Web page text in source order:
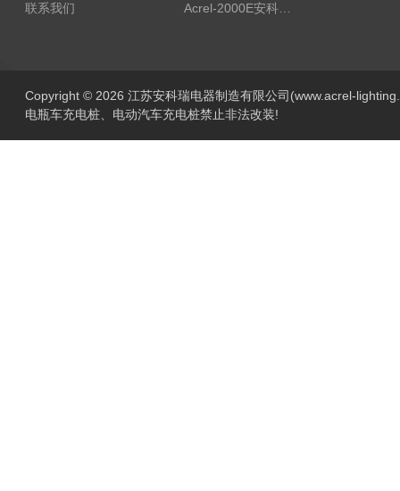
联系我们
Acrel-2000E安科瑞Acrel配电室综合监控系统
Copyright © 2026 江苏安科瑞电器制造有限公司(www.acrel-
电瓶车充电桩、电动汽车充电桩禁止非法改装!